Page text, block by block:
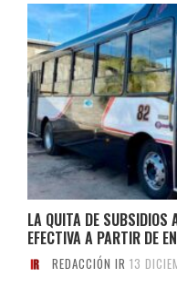
LA QUITA DE SUBSIDIOS
EFECTIVA A PARTIR DE
REDACCIÓN IR 13